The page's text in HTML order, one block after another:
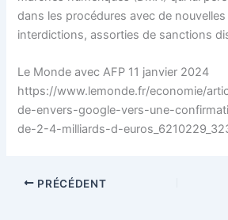
dans les procédures avec de
interdictions, assorties de sanctions
Le Monde avec AFP 11 janvier 2024
https://www.lemonde.fr/economie/
de-envers-google-vers-une-
de-2-4-milliards-d-
PRÉCÉDENT